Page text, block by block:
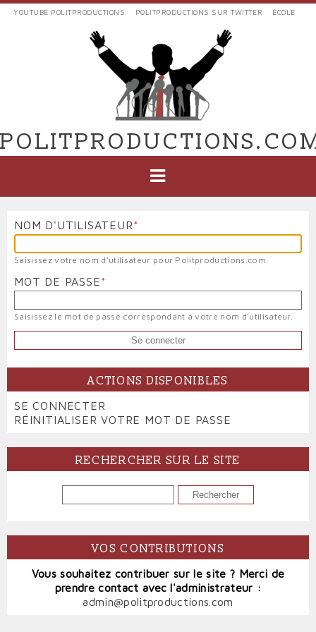
Aller
EXTERNES
POLIT'PRODUCTIONS
YOUTUBE POLITPRODUCTIONS POLITPRODUCTIONS SUR TWITTER ÉCOLE
NOM D'UTILISATEUR
Saisissez votre nom d'utilisateur pour Politproductions.com.
MOT DE PASSE
Saisissez le mot de passe correspondant à votre nom d'utilisateur.
ACTIONS DISPONIBLES
PRIMARY
TABS
SE CONNECTER
ACTIF)
RÉINITIALISER VOTRE MOT DE PASSE
RECHERCHER SUR LE SITE
VOS CONTRIBUTIONS
Vous souhaitez contribuer sur le site ? Merci de
prendre contact avec l'administrateur :
admin@politproductions.com